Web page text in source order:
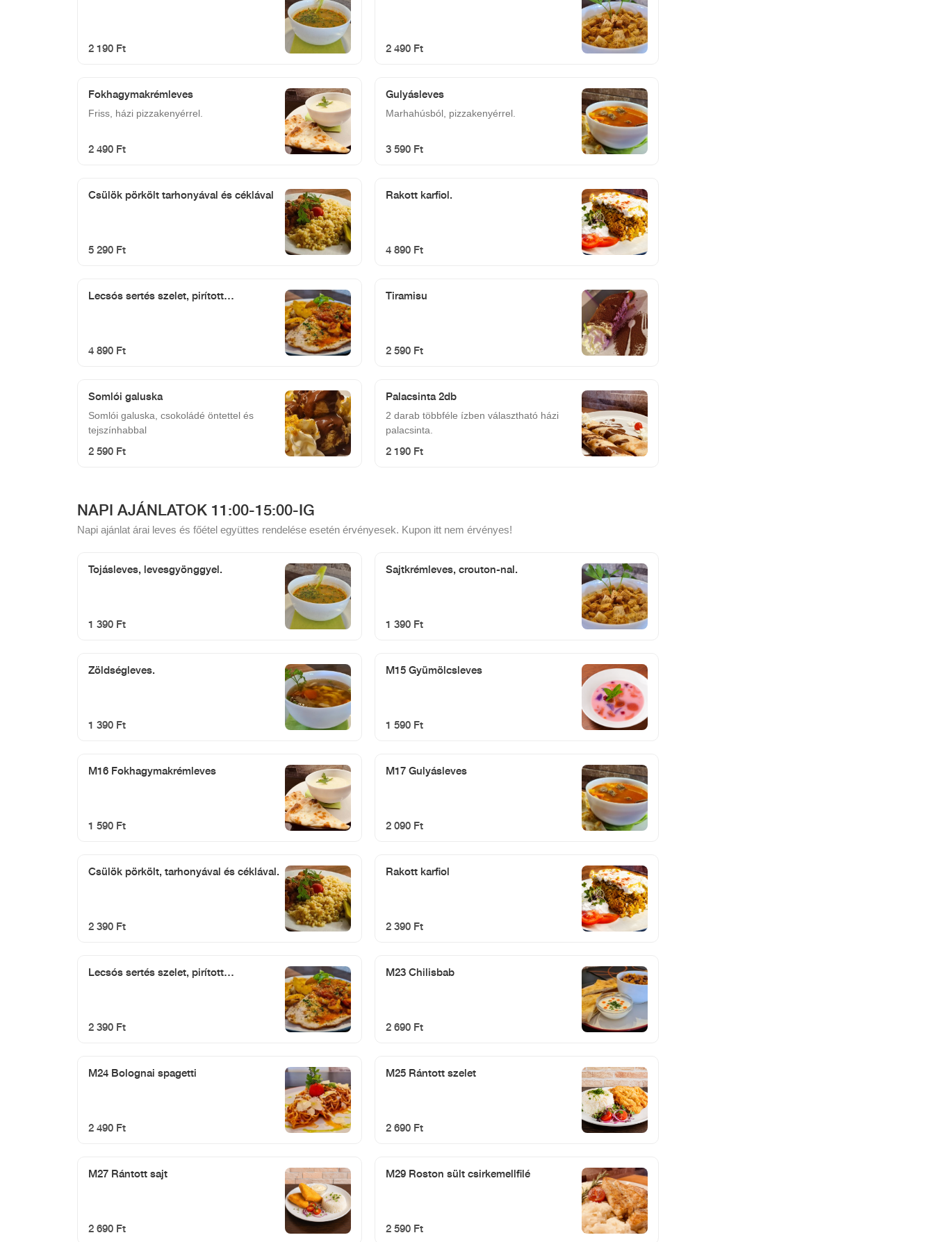
2 190 Ft 2 490 Ft
Fokhagymakrémleves
Friss, házi pizzakenyérrel.
2 490 Ft
Gulyásleves
Marhahúsból, pizzakenyérrel.
3 590 Ft
Csülök pörkölt tarhonyával és céklával
5 290 Ft
Rakott karfiol.
4 890 Ft
Lecsós sertés szelet, pirított
4 890 Ft
Tiramisu
2 590 Ft
Somlói galuska
Somlói galuska, csokoládé öntettel és
tejszínhabbal
2 590 Ft
Palacsinta 2db
2 darab többféle ízben választható házi
palacsinta.
2 190 Ft
NAPI AJÁNLATOK 11:00-15:00-IG
Napi ajánlat árai leves és főétel együttes rendelése esetén érvényesek. Kupon itt nem érvényes!
Tojásleves, levesgyönggyel.
1 390 Ft
Sajtkrémleves, crouton-nal.
1 390 Ft
Zöldségleves.
1 390 Ft
M15 Gyümölcsleves
1 590 Ft
M16 Fokhagymakrémleves
1 590 Ft
M17 Gulyásleves
2 090 Ft
Csülök pörkölt, tarhonyával és céklával.
2 390 Ft
Rakott karfiol
2 390 Ft
Lecsós sertés szelet, pirított
2 390 Ft
M23 Chilisbab
2 690 Ft
M24 Bolognai spagetti
2 490 Ft
M25 Rántott szelet
2 690 Ft
M27 Rántott sajt
2 690 Ft
M29 Roston sült csirkemellfilé
2 590 Ft